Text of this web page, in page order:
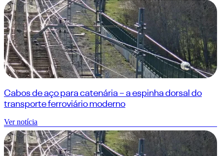
Cabos de aço para catenária – a espinha dorsal do
transporte ferroviário moderno
Ver notícia